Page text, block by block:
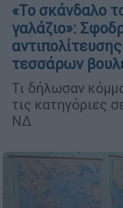
«Το σκάνδαλο
γαλάζιο»:
τεσσάρων
Τι δήλωσαν
τις κατηγόριες
ΝΔ